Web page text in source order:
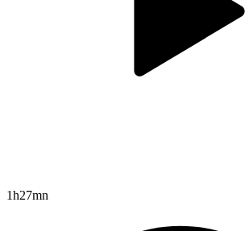
1h27mn